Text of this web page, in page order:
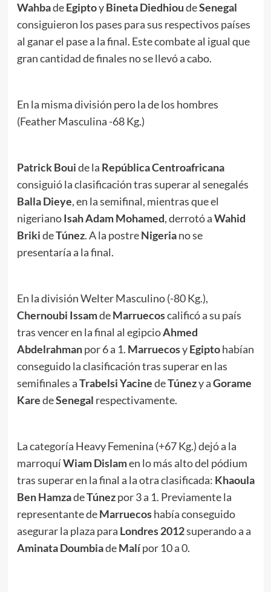
WahbadeEgiptoyBineta DiedhioudeSenegal
consiguieron los pases para sus respectivos países
al ganar el pase a la final. Este combate al igual que
gran cantidad de finales no se llevó a cabo.
En la misma división pero la de los hombres
(Feather Masculina -68 Kg.)
Patrick Bouide la República Centroafricana
consiguió la clasificación tras superar al senegalés
Balla Dieye, en la semifinal, mientras que el
nigerianoIsah Adam Mohamed, derrotó aWahid
BrikideTúnez. A la postreNigeriano se
presentaría a la final.
En la división Welter Masculino (-80 Kg.),
Chernoubi IssamdeMarruecoscalificó a su país
tras vencer en la final al egipcioAhmed
Abdelrahmanpor 6 a 1. MarruecosyEgiptohabían
conseguido la clasificación tras superar en las
semifinales aTrabelsi YacinedeTúnezy aGorame
KaredeSenegal respectivamente.
La categoría Heavy Femenina (+67 Kg.) dejó a la
marroquíWiam Dislamen lo más alto del pódium
tras superar en la final a la otra clasificada: Khaoula
Ben HamzadeTúnezpor 3 a 1. Previamente la
representante deMarruecoshabía conseguido
asegurar la plaza para Londres 2012superando a a
Aminata DoumbiadeMalípor 10 a 0.